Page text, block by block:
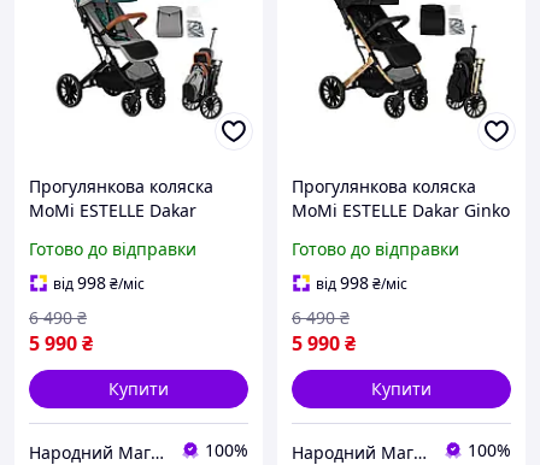
Прогулянкова коляска
MoMi ESTELLE Dakar
Готово до відправки
від998₴/міс
5 990₴
6 490 ₴
Купити
Народний Магазин 100%
Прогулянкова коляска
MoMi ESTELLE Dakar Ginko
Готово до відправки
від998₴/міс
5 990₴
6 490 ₴
Купити
Народний Магазин 100%